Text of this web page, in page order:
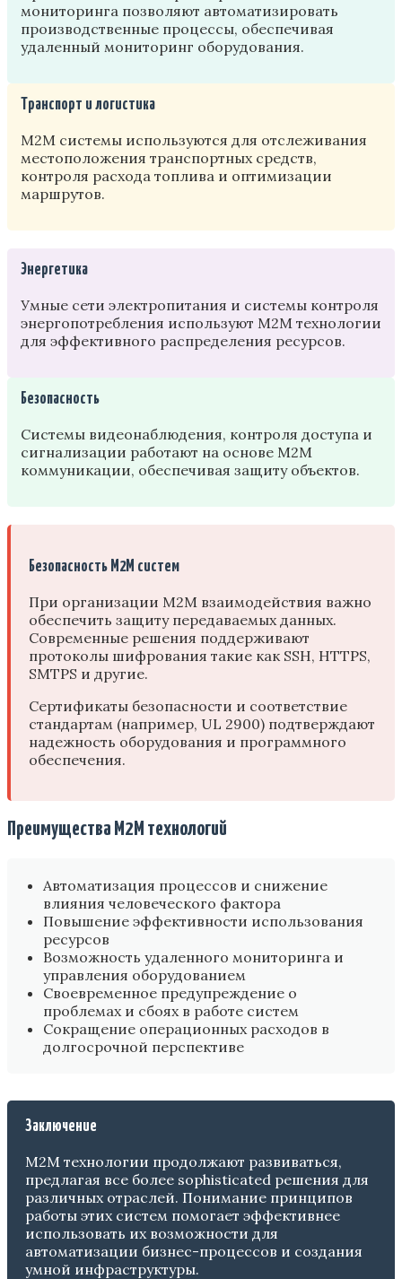
мониторинга позволяют автоматизировать
производственные процессы, обеспечивая
удаленный мониторинг оборудования.
Транспорт и логистика
M2M системы используются для отслеживания
местоположения транспортных средств,
контроля расхода топлива и оптимизации
маршрутов.
Энергетика
Умные сети электропитания и системы контроля
энергопотребления используют M2M технологии
для эффективного распределения ресурсов.
Безопасность
Системы видеонаблюдения, контроля доступа и
сигнализации работают на основе M2M
коммуникации, обеспечивая защиту объектов.
Безопасность M2M систем
При организации M2M взаимодействия важно
обеспечить защиту передаваемых данных.
Современные решения поддерживают
протоколы шифрования такие как SSH, HTTPS,
SMTPS и другие.
Сертификаты безопасности и соответствие
стандартам (например, UL 2900) подтверждают
надежность оборудования и программного
обеспечения.
Преимущества M2M технологий
Автоматизация процессов и снижение
влияния человеческого фактора
Повышение эффективности использования
ресурсов
Возможность удаленного мониторинга и
управления оборудованием
Своевременное предупреждение о
проблемах и сбоях в работе систем
Сокращение операционных расходов в
долгосрочной перспективе
Заключение
M2M технологии продолжают развиваться,
предлагая все более sophisticated решения для
различных отраслей. Понимание принципов
работы этих систем помогает эффективнее
использовать их возможности для
автоматизации бизнес-процессов и создания
умной инфраструктуры.